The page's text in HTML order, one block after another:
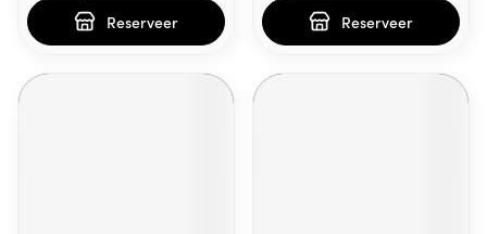
Reserveer Reserveer